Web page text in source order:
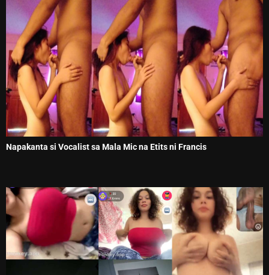
Napakanta si Vocalist sa Mala Mic na Etits ni Francis